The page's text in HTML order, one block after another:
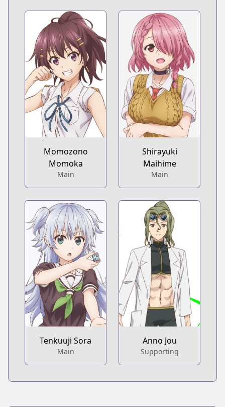
Momozono
Momoka
Main
Shirayuki
Maihime
Main
Tenkuuji Sora
Main
Anno Jou
Supporting